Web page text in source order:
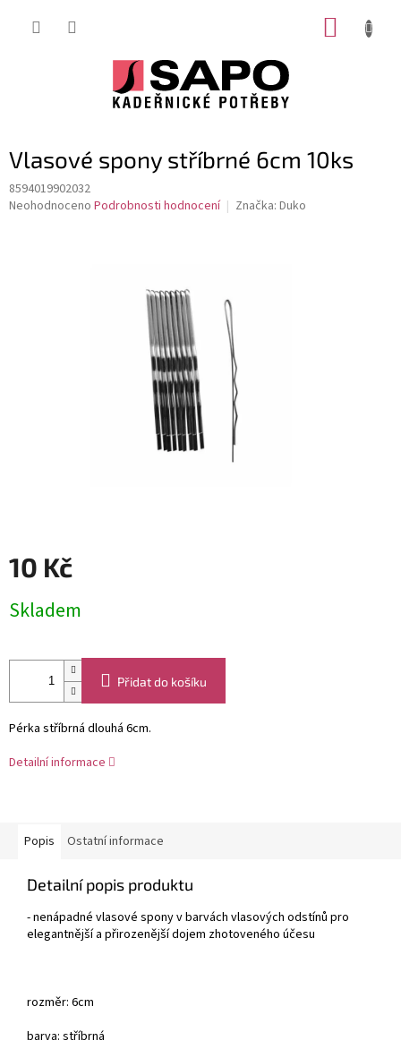
Vlasové spony stříbrné 6cm 10ks
8594019902032
Průměrné
Neohodnoceno Podrobnosti hodnocení Značka: Duko
10 Kč
cena:
Skladem
Přidat do košíku
Pérka stříbrná dlouhá 6cm.
Detailní informace
Popis Ostatní informace
Detailní popis produktu
- nenápadné vlasové spony v barvách vlasových odstínů pro
elegantnější a přirozenější dojem zhotoveného účesu
rozměr: 6cm
barva: stříbrná